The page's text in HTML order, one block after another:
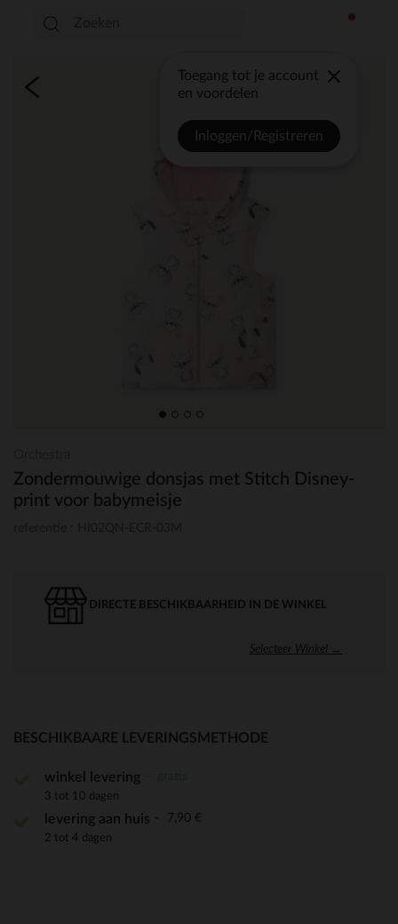
Toegang tot je account
en voordelen
Inloggen/Registreren
Zondermouwige donsjas met Stitch Disney-
print voor babymeisje
DIRECTE BESCHIKBAARHEID IN DE WINKEL
Selecteer Winkel →
BESCHIKBAARE LEVERINGSMETHODE
winkel levering
3 tot 10 dagen
levering aan huis 7,90 €
2 tot 4 dagen